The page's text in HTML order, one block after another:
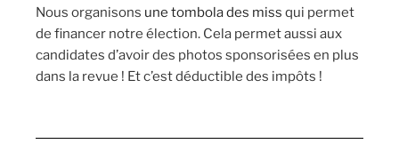
Nous organisons une tombola des miss qui permet
de financer notre élection. Cela permet aussi aux
candidates d’avoir des photos sponsorisées en plus
dans la revue ! Et c’est déductible des impôts !